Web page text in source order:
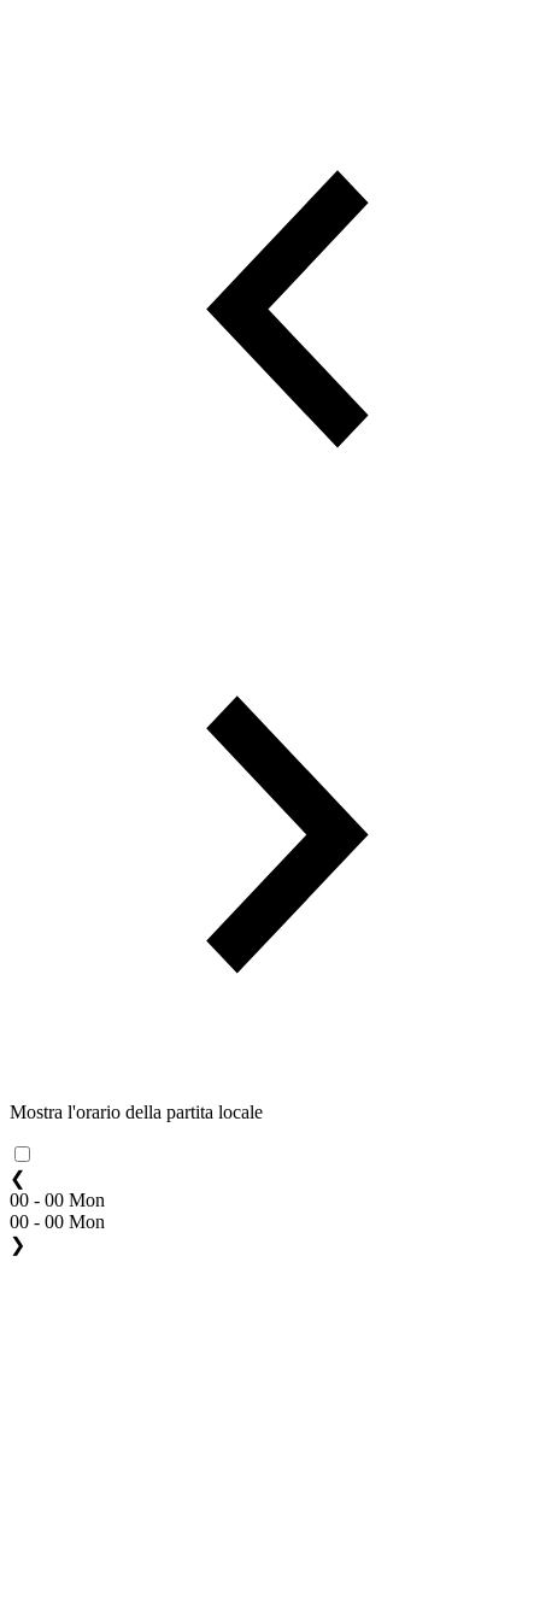
Mostra l'orario della partita locale
❮
00 - 00 Mon
00 - 00 Mon
❯